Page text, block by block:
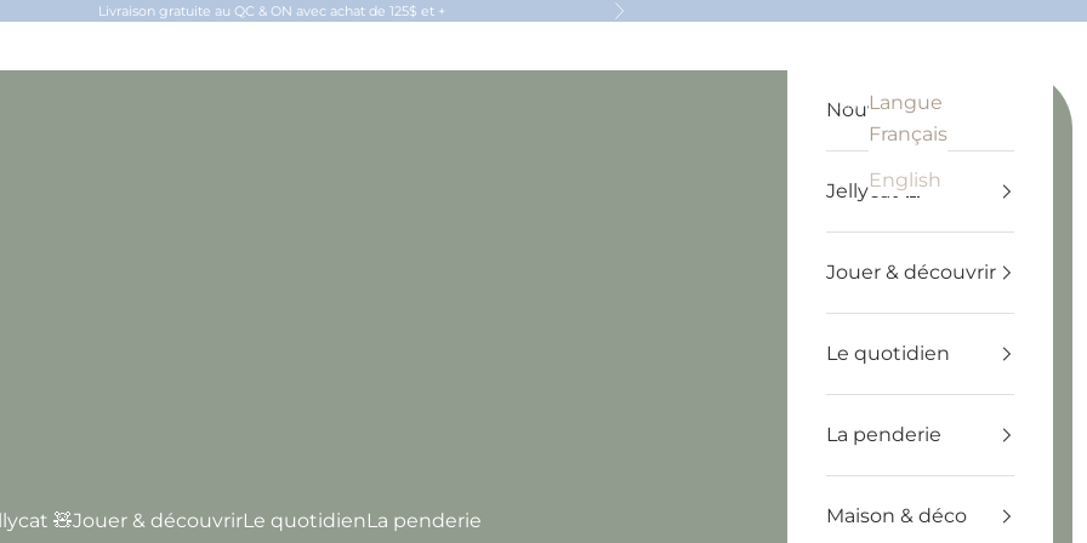
Livraison gratuite au QC & ON avec achat de 125$ et + Suivant
🧸Jouer & découvrirLe quotidienLa penderie
Français
Langue
Français
English
Recherche
Panier
Nouveautés
Jellycat 🧸
Jouer & découvrir
Le quotidien
La penderie
Maison & déco